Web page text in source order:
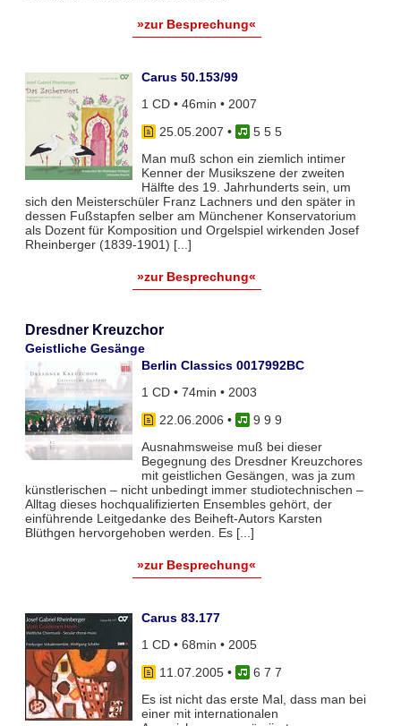
»zur Besprechung«
Carus 50.153/99
1 CD • 46min • 2007
25.05.2007 •
5 5 5
Man muß schon ein ziemlich intimer
Kenner der Musikszene der zweiten
Hälfte des 19. Jahrhunderts sein, um
sich den Meisterschüler Franz Lachners und den später in
dessen Fußstapfen selber am Münchener Konservatorium
als Dozent für Komposition und Orgelspiel wirkenden Josef
Rheinberger (1839-1901) [...]
»zur Besprechung«
Dresdner Kreuzchor
Geistliche Gesänge
Berlin Classics 0017992BC
1 CD • 74min • 2003
22.06.2006 •
9 9 9
Ausnahmsweise muß bei dieser
Begegnung des Dresdner Kreuzchores
mit geistlichen Gesängen, was ja zum
künstlerischen – nicht unbedingt immer studiotechnischen –
Alltag dieses hochqualifizierten Ensembles gehört, der
einführende Leitgedanke des Beiheft-Autors Karsten
Blüthgen hervorgehoben werden. Es [...]
»zur Besprechung«
Carus 83.177
1 CD • 68min • 2005
11.07.2005•
6 7 7
Es ist nicht das erste Mal, dass man bei
einer mit internationalen